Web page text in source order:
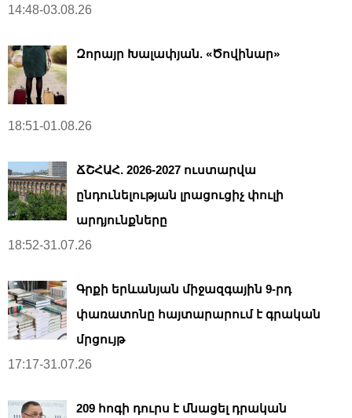
14:48-03.08.26
Զորայր Խալափյան. «Ծովինար»
18:51-01.08.26
ՃՇՀԱՀ. 2026-2027 ուստարվա
ընդունելության լրացուցիչ փուլի
արդյունքները
18:52-31.07.26
Գրքի երևանյան միջազգային 9-րդ
փառատոնը հայտարարում է գրական
մրցույթ
17:17-31.07.26
209 հոգի դուրս է մնացել դրական